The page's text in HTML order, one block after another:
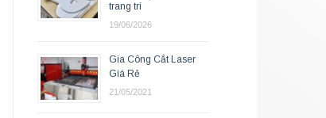
trang trí
19/06/2026
Gia Công Cắt Laser
Giá Rẻ
21/05/2021